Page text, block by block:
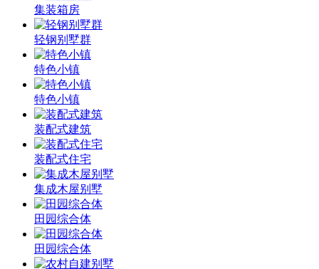
集装箱房
轻钢别墅群
特色小镇
特色小镇
装配式建筑
装配式住宅
集成木屋别墅
田园综合体
田园综合体